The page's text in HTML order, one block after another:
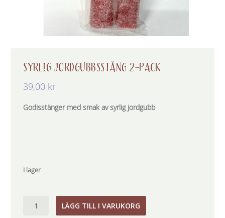
SYRLIG JORDGUBBSSTÅNG 2-PACK
39,00 kr
Godisstänger med smak av syrlig jordgubb
I lager
jordgubbsstång
LÄGG TILL I VARUKORG